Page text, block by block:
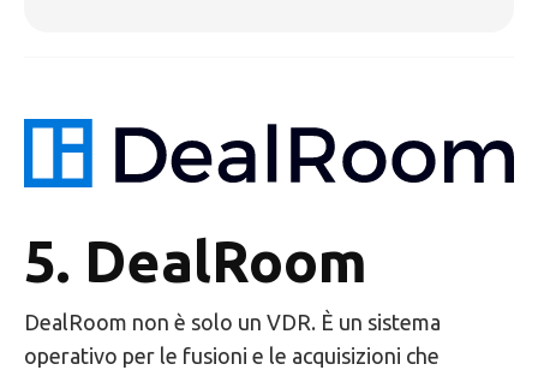
5. DealRoom
DealRoom non è solo un VDR. È un sistema
operativo per le fusioni e le acquisizioni che